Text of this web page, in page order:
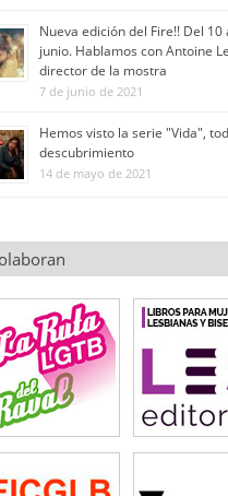
Nueva edición del Fire!! Del 10
junio. Hablamos con Antoine
director de la mostra
7 de junio de 2021
Hemos visto la serie "Vida",
descubrimiento
14 de mayo de 2021